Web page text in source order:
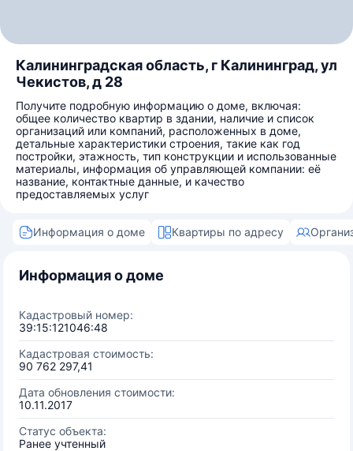
Калининградская область, г Калининград, ул
Чекистов, д 28
Получите подробную информацию о доме, включая:
общее количество квартир в здании, наличие и список
организаций или компаний, расположенных в доме,
детальные характеристики строения, такие как год
постройки, этажность, тип конструкции и использованные
материалы, информация об управляющей компании: её
название, контактные данные, и качество
предоставляемых услуг
Информация о доме Квартиры по адресу
Информация о доме
Кадастровый номер:
39:15:121046:48
Кадастровая стоимость:
90 762 297,41
Дата обновления стоимости:
10.11.2017
Статус объекта:
Ранее учтенный